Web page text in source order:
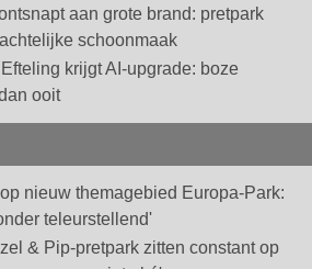
aan grote brand: pretpark
schoonmaak
krijgt AI-upgrade: boze
ooit
nieuw themagebied Europa-Park:
teleurstellend'
& Pip-pretpark zitten constant op